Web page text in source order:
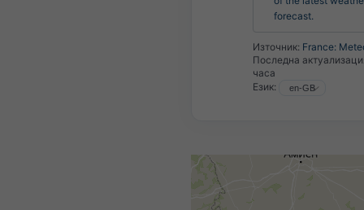
forecast.
Източник: France:
Последна
часа
Език: